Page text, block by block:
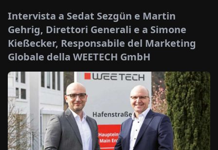
PAPER
FIERE
Intervista a Sedat Sezgün e Martin
Gehrig, Direttori Generali e a Simone
Kießecker, Responsabile del Marketing
Globale della WEETECH GmbH